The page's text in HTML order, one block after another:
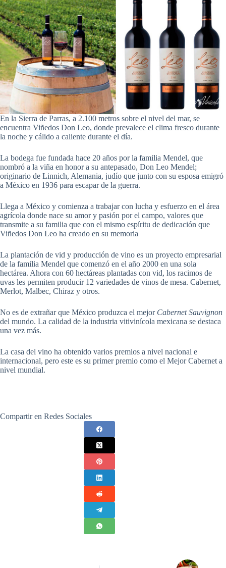
En la Sierra de Parras, a 2.100 metros sobre el nivel del mar, se
encuentra Viñedos Don Leo, donde prevalece el clima fresco durante
la noche y cálido a caliente durante el día.
La bodega fue fundada hace 20 años por la familia Mendel, que
nombró a la viña en honor a su antepasado, Don Leo Mendel;
originario de Linnich, Alemania, judío que junto con su esposa emigró
a México en 1936 para escapar de la guerra.
Llega a México y comienza a trabajar con lucha y esfuerzo en el área
agrícola donde nace su amor y pasión por el campo, valores que
transmite a su familia que con el mismo espíritu de dedicación que
Viñedos Don Leo ha creado en su memoria
La plantación de vid y producción de vino es un proyecto empresarial
de la familia Mendel que comenzó en el año 2000 en una sola
hectárea. Ahora con 60 hectáreas plantadas con vid, los racimos de
uvas les permiten producir 12 variedades de vinos de mesa. Cabernet,
Merlot, Malbec, Chiraz y otros.
No es de extrañar que México produzca el mejor Cabernet Sauvignon
del mundo. La calidad de la industria vitivinícola mexicana se destaca
una vez más.
La casa del vino ha obtenido varios premios a nivel nacional e
internacional, pero este es su primer premio como el Mejor Cabernet a
nivel mundial.
Compartir en Redes Sociales